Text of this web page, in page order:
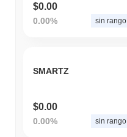
$0.00
0.00% sin rango
SMARTZ
$0.00
0.00% sin rango